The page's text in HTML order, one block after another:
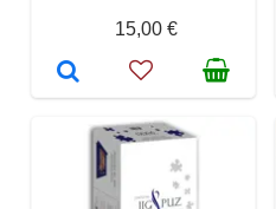
15,00 €